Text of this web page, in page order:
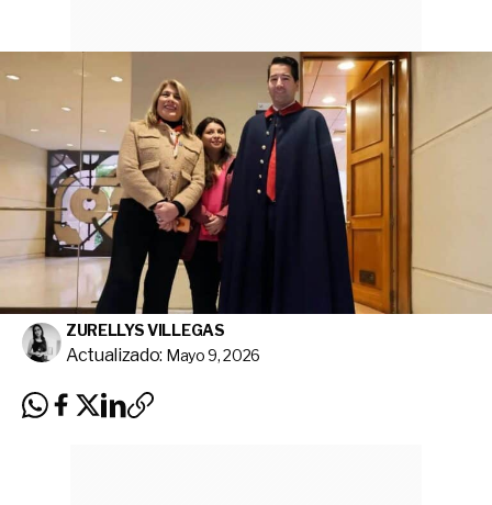
ZURELLYS VILLEGAS
Actualizado: Mayo 9, 2026